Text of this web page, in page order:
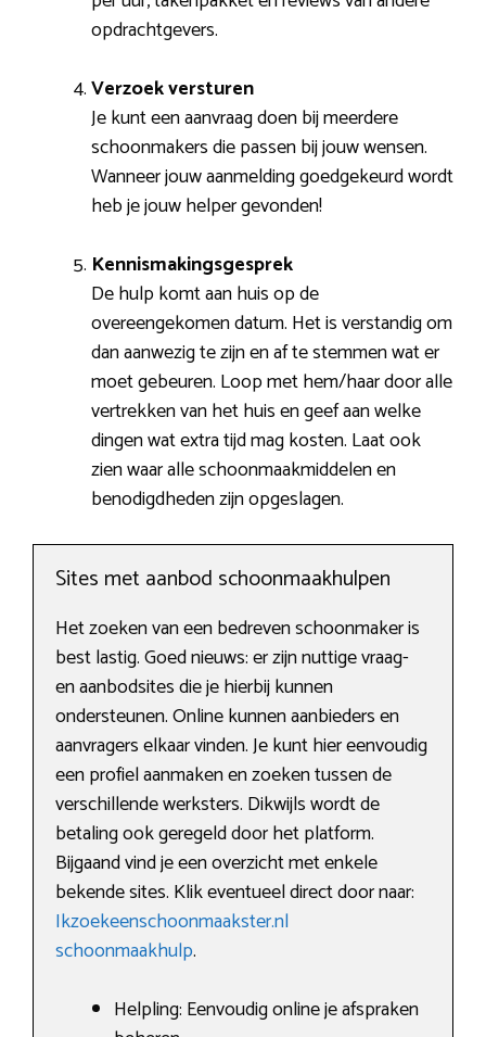
opdrachtgevers.
Verzoek versturen
Je kunt een aanvraag doen bij meerdere
schoonmakers die passen bij jouw wensen.
Wanneer jouw aanmelding goedgekeurd wordt
heb je jouw helper gevonden!
Kennismakingsgesprek
De hulp komt aan huis op de
overeengekomen datum. Het is verstandig om
dan aanwezig te zijn en af te stemmen wat er
moet gebeuren. Loop met hem/haar door alle
vertrekken van het huis en geef aan welke
dingen wat extra tijd mag kosten. Laat ook
zien waar alle schoonmaakmiddelen en
benodigdheden zijn opgeslagen.
Sites met aanbod schoonmaakhulpen
Het zoeken van een bedreven schoonmaker is
best lastig. Goed nieuws: er zijn nuttige vraag-
en aanbodsites die je hierbij kunnen
ondersteunen. Online kunnen aanbieders en
aanvragers elkaar vinden. Je kunt hier eenvoudig
een profiel aanmaken en zoeken tussen de
verschillende werksters. Dikwijls wordt de
betaling ook geregeld door het platform.
Bijgaand vind je een overzicht met enkele
bekende sites. Klik eventueel direct door naar:
Ikzoekeenschoonmaakster.nl
schoonmaakhulp.
Helpling: Eenvoudig online je afspraken